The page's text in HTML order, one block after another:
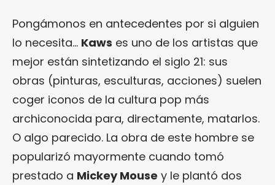
Pongámonos en antecedentes por si alguien
lo necesita… Kaws es uno de los artistas que
mejor están sintetizando el siglo 21: sus
obras (pinturas, esculturas, acciones) suelen
coger iconos de la cultura pop más
archiconocida para, directamente, matarlos.
O algo parecido. La obra de este hombre se
popularizó mayormente cuando tomó
prestado a Mickey Mouse y le plantó dos